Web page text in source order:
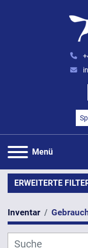
Menü
ERWEITERTE
Kategorie
Hersteller
Inventar